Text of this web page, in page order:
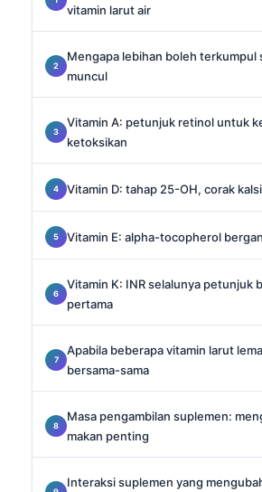
vitamin larut air
Mengapa lebihan boleh terkumpul
muncul
Vitamin A: petunjuk retinol untuk
ketoksikan
Vitamin D: tahap 25-OH, corak
Vitamin E: alpha-tocopherol
Vitamin K: INR selalunya petunjuk
pertama
Apabila beberapa vitamin larut
bersama-sama
Masa pengambilan suplemen:
makan penting
Interaksi suplemen yang